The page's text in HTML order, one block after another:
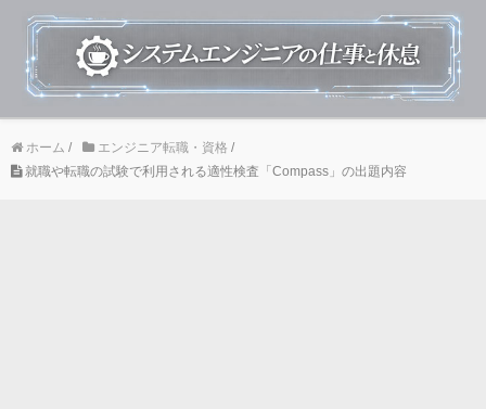
ホーム / エンジニア転職・資格 /
就職や転職の試験で利用される適性検査「Compass」の出題内容